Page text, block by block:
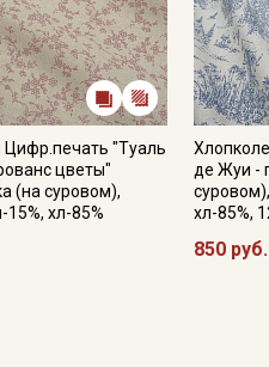
Цифр.печать "Туаль
цветы"
(на суровом),
хл-85%
де Жуи -
хл-85%,
850 руб.